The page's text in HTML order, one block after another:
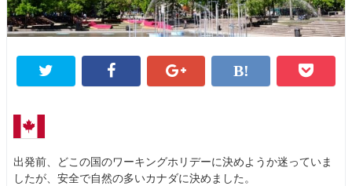
出発前、どこの国のワーキングホリデーに決めようか迷っていま
したが、安全で自然の多いカナダに決めました。